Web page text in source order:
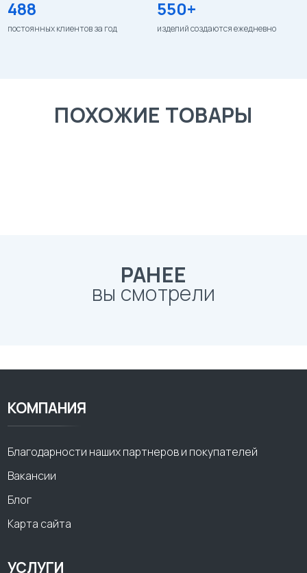
488
постоянных клиентов за год
550+
изделий создаются ежедневно
ПОХОЖИЕ ТОВАРЫ
РАНЕЕ
вы смотрели
КОМПАНИЯ
Благодарности наших партнеров и покупателей
Вакансии
Блог
Карта сайта
УСЛУГИ